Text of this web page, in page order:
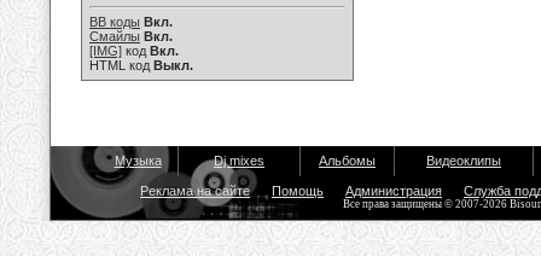
BB коды Вкл.
Смайлы Вкл.
[IMG] код Вкл.
HTML код Выкл.
Музыка Dj mixes Альбомы Видеоклипы
Реклама на сайте Помощь Администрация Служба
Все права защищены © 2007-2026